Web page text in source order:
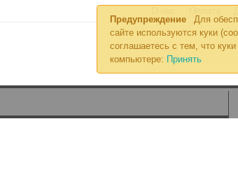
Предупреждение
Для
сайте используются куки
соглашаетесь с тем, что
компьютере: Принять